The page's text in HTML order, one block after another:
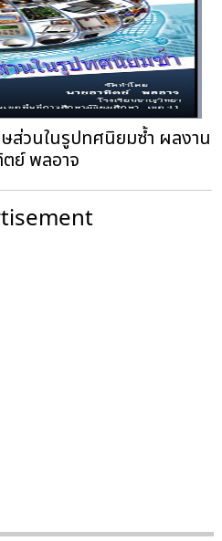
ส่วนในรูปทศนิยมซ้ำ ผลงาน
ย์ พลอาจ